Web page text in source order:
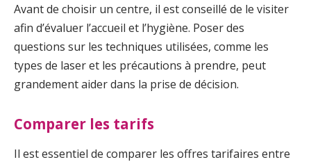
Avant de choisir un centre, il est conseillé de le visiter
afin d’évaluer l’accueil et l’hygiène. Poser des
questions sur les techniques utilisées, comme les
types de laser et les précautions à prendre, peut
grandement aider dans la prise de décision.
Comparer les tarifs
Il est essentiel de comparer les offres tarifaires entre